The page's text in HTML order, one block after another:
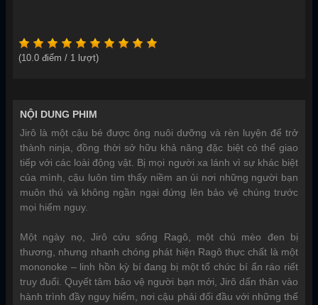
(10.0 điểm / 1 lượt)
NỘI DUNG PHIM
Jirô là một cậu bé được ông nuôi dưỡng và rèn luyện để trở
thành ninja, đồng thời sở hữu khả năng đặc biệt có thể giao
tiếp với các loài động vật. Bị mọi người xa lánh vì sự khác biệt
của mình, cậu luôn tìm thấy niềm an ủi nơi những người bạn
muôn thú và không ngần ngại đứng lên bảo vệ chúng trước
mọi hiểm nguy.
Một ngày nọ, Jirô cứu sống Ragô, một chú mèo đen bị
thương, nhưng nhanh chóng phát hiện Ragô thực chất là một
mononoke – linh hồn kỳ bí đang bị một tổ chức bí ẩn ráo riết
truy đuổi. Quyết tâm bảo vệ người bạn mới, Jirô dấn thân vào
hành trình đầy nguy hiểm, nơi cậu phải đối đầu với những thế